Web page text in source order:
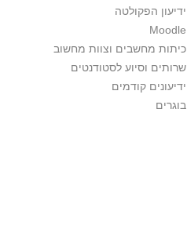
ידיעון הפקולטה
Moodle
כיתות מחשבים וצוות מחשוב
שרותים וסיוע לסטודנטים
ידיעונים קודמים
בוגרים